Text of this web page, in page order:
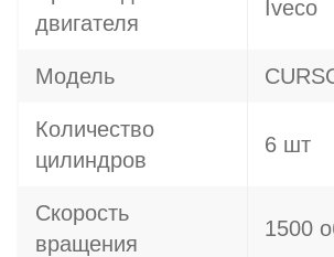
двигателя
Iveco
Модель
Количество
цилиндров
6 шт
Скорость
вращения
1500